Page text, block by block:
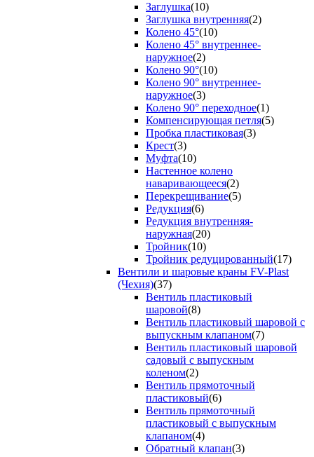
Заглушка(10)
Заглушка внутренняя(2)
Колено 45°(10)
Колено 45° внутреннее-
наружное(2)
Колено 90°(10)
Колено 90° внутреннее-
наружное(3)
Колено 90° переходное(1)
Компенсирующая петля(5)
Пробка пластиковая(3)
Крест(3)
Муфта(10)
Настенное колено
наваривающееся(2)
Перекрещивание(5)
Редукция(6)
Редукция внутренняя-
наружная(20)
Тройник(10)
Тройник редуцированный(17)
Вентили и шаровые краны FV-Plast
(Чехия)(37)
Вентиль пластиковый
шаровой(8)
Вентиль пластиковый шаровой с
выпускным клапаном(7)
Вентиль пластиковый шаровой
садовый с выпускным
коленом(2)
Вентиль прямоточный
пластиковый(6)
Вентиль прямоточный
пластиковый с выпускным
клапаном(4)
Обратный клапан(3)